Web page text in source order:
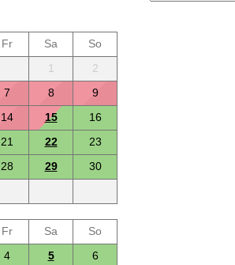
Fr Sa
So
1
2
7 8
9
14 15
16
21 22
23
28 29
30
Fr Sa
So
4 5
6